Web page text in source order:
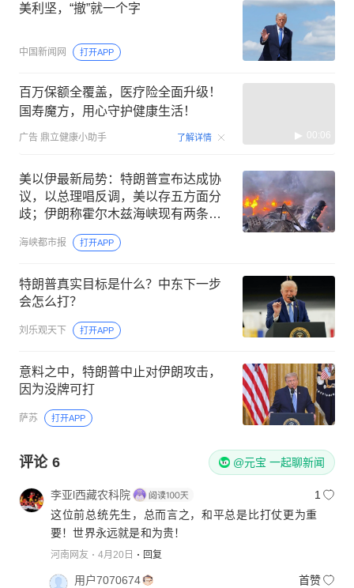
美利坚，“撤”就一个字
中国新闻网 打开APP
百万保额全覆盖，医疗险全面升级！
国寿魔方，用心守护健康生活！
广告 鼎立健康小助手 了解详情 00:06
美以伊最新局势：特朗普宣布达成协
议，以总理唱反调，美以存五方面分
歧；伊朗称霍尔木兹海峡现有两条航
道将关闭；胡塞武装再袭击沙特油轮
海峡都市报 打开APP
特朗普真实目标是什么？中东下一步
会怎么打？
刘乐观天下 打开APP
意料之中，特朗普中止对伊朗攻击，
因为没牌可打
萨苏 打开APP
评论 6 @元宝 一起聊新闻
李亚l西藏农科院
1
这位前总统先生，总而言之，和平总是比打仗更为重
要！世界永远就是和为贵！
河南网友 4月20日 回复
用户7070674
首赞